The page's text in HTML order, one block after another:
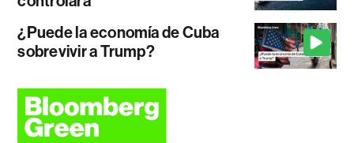
¿Puede la economía de Cuba
sobrevivir a Trump?